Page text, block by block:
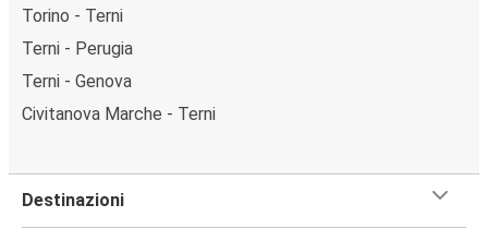
Torino - Terni
Terni - Perugia
Terni - Genova
Civitanova Marche - Terni
Destinazioni